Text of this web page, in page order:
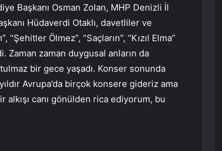
Başkanı Osman Zolan, MHP Denizli İl
Hüdaverdi Otaklı, davetliler ve
“Şehitler Ölmez”, “Saçların”, “Kızıl Elma”
zaman duygusal anların da
bir gece yaşadı. Konser sonunda
Avrupa’da birçok konsere gideriz ama
alkışı canı gönülden rica ediyorum, bu